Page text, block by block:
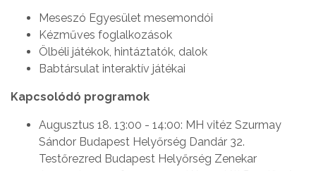
Meseszó Egyesület mesemondói
Kézműves foglalkozások
Ölbéli játékok, hintáztatók, dalok
Babtársulat interaktív játékai
Kapcsolódó programok
Augusztus 18. 13:00 - 14:00: MH vitéz Szurmay
Sándor Budapest Helyőrség Dandár 32.
Testőrezred Budapest Helyőrség Zenekar